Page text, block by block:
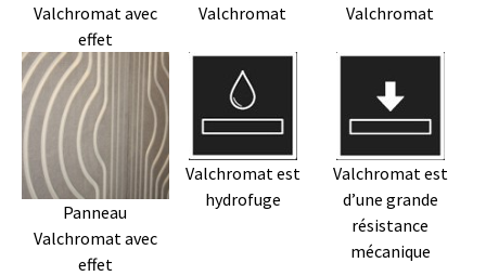
Valchromat avec
effet
Valchromat
Valchromat
Panneau
Valchromat avec
effet
Valchromat est
hydrofuge
Valchromat est
d’une grande
résistance
mécanique